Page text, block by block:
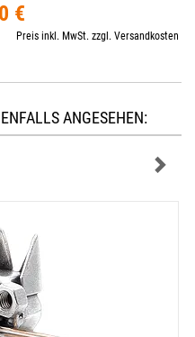
€
Preis inkl. MwSt. zzgl. Versandkosten
ANGESEHEN: